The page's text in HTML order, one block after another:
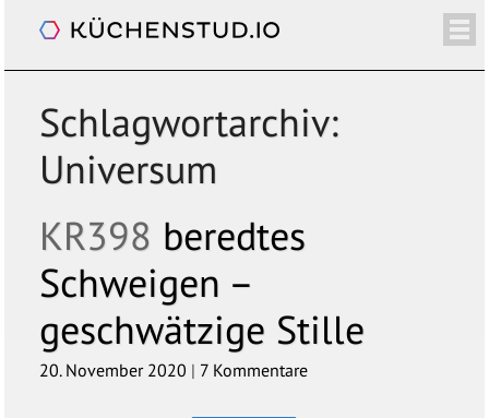
/+ ÜBER SHOP NEWSLETTER
KALENDER
Schlagwortarchiv:
Universum
KR398 beredtes
Schweigen –
geschwätzige Stille
20. November 2020 | 7 Kommentare